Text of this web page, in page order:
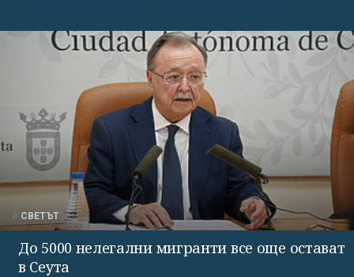
СВЕТЪТ
До 5000 нелегални мигранти все още остават
в Сеута